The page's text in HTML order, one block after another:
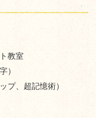
教室
）
プ、超記憶術）